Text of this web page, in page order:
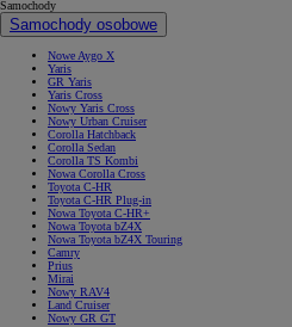
Samochody
Samochody osobowe
Nowe Aygo X
Yaris
GR Yaris
Yaris Cross
Nowy Yaris Cross
Nowy Urban Cruiser
Corolla Hatchback
Corolla Sedan
Corolla TS Kombi
Nowa Corolla Cross
Toyota C-HR
Toyota C-HR Plug-in
Nowa Toyota C-HR+
Nowa Toyota bZ4X
Nowa Toyota bZ4X Touring
Camry
Prius
Mirai
Nowy RAV4
Land Cruiser
Nowy GR GT